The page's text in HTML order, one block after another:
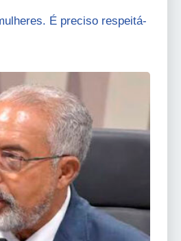
É preciso respeitá-